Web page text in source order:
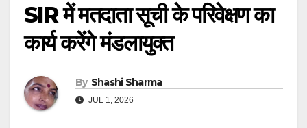
SIR में मतदाता सूची के परिवेक्षण का
कार्य करेंगे मंडलायुक्त
By Shashi Sharma
JUL 1, 2026